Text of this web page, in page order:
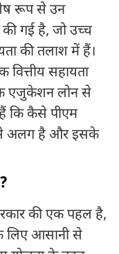
रूप से उन
की गई है, जो उच्च
की तलाश में हैं।
वित्तीय सहायता
एजुकेशन लोन से
कि कैसे पीएम
से अलग है और इसके
सरकार की एक पहल है,
के लिए आसानी से